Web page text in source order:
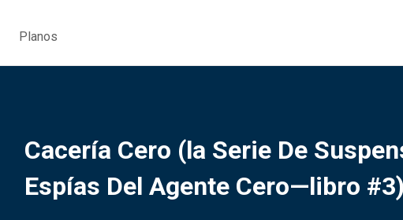
Planos
Cacería Cero (la Serie De
Espías Del Agente Cero—libro #3)